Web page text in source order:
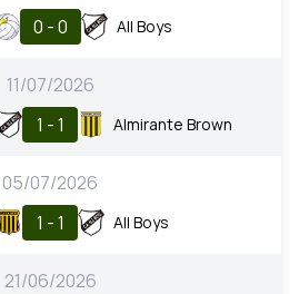
0 - 0 All Boys
11/07/2026
1 - 1 Almirante Brown
05/07/2026
1 - 1 All Boys
21/06/2026